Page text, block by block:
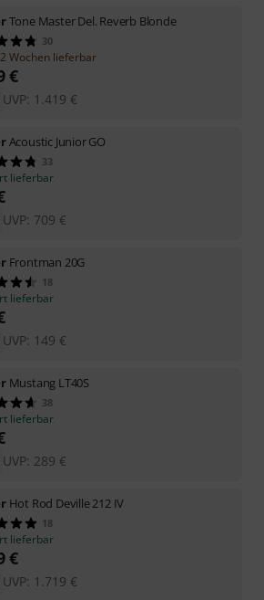
Tone Master Del. Reverb Blonde
30
Wochen lieferbar
€
UVP: 1.419 €
Acoustic Junior GO
33
lieferbar
UVP: 709 €
Frontman 20G
18
lieferbar
UVP: 149 €
Mustang LT40S
38
lieferbar
UVP: 289 €
Hot Rod Deville 212 IV
18
lieferbar
€
UVP: 1.719 €